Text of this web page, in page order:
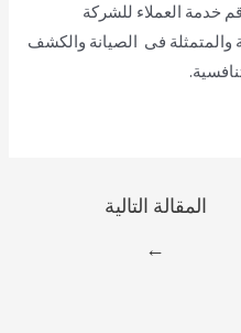
خدمة العملاء للشركة
فى الصيانة والكشف
المقالة التالية
←